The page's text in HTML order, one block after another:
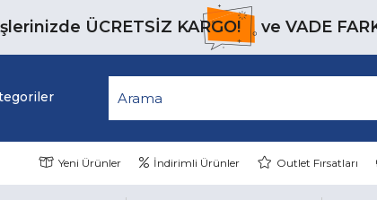
ÜCRETSİZ KARGO! ve VADE
Yeni Ürünler İndirimli Ürünler Outlet Fırsatları